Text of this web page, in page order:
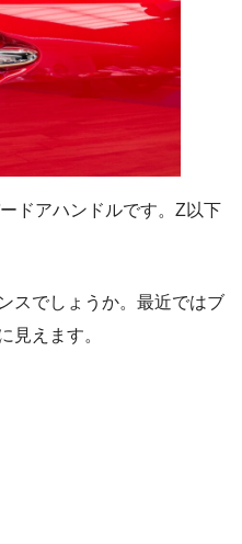
ドアハンドルです。Z以下
スでしょうか。最近ではブ
見えます。